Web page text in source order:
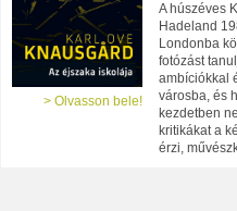
> Olvasson bele!
A húszéves
Hadeland
Londonba
fotózást
ambíciókkal
városba, és
kezdetben
kritikákat a
érzi,